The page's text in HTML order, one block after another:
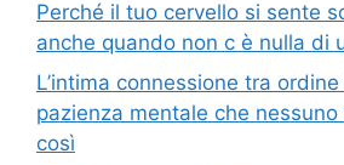
Perché il tuo cervello si sente
anche quando non c è nulla di
L’intima connessione tra
pazienza mentale che
così